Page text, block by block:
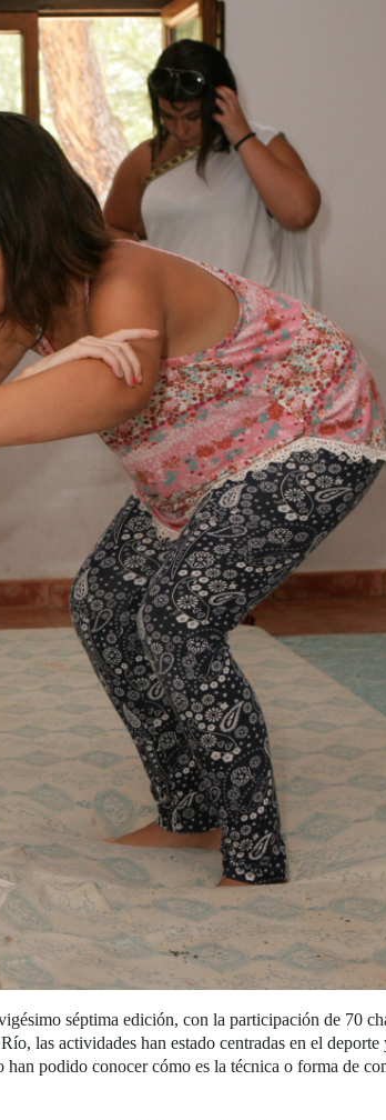
séptima edición, con la participación de 70
las actividades han estado centradas en el
podido conocer cómo es la técnica o forma de